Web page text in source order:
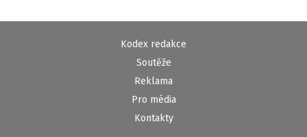
Kodex redakce
Soutěže
Reklama
Pro média
Kontakty